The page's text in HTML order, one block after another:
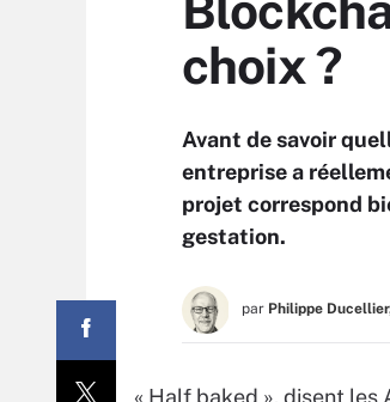
choix ?
Avant de savoir
entreprise a
projet correspond
gestation.
par Philippe
« Half baked », disent les